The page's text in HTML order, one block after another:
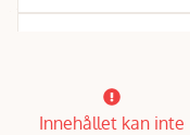
Innehållet kan inte